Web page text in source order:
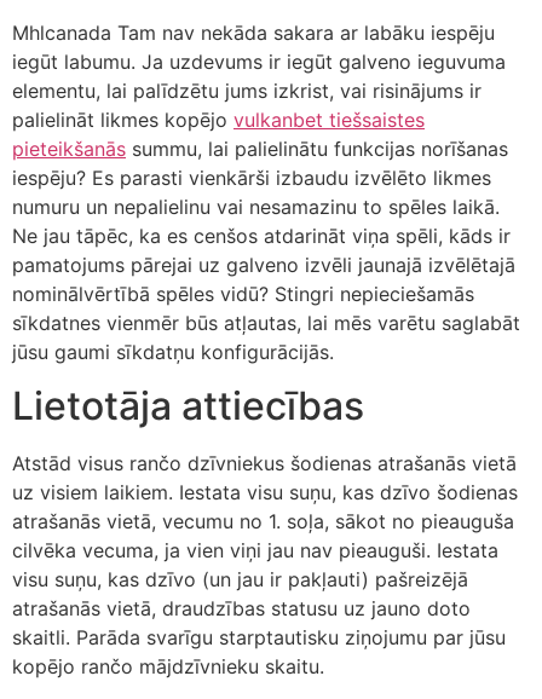
Mhlcanada Tam nav nekāda sakara ar labāku iespēju
iegūt labumu. Ja uzdevums ir iegūt galveno ieguvuma
elementu, lai palīdzētu jums izkrist, vai risinājums ir
palielināt likmes kopējo vulkanbet tiešsaistes
pieteikšanās summu, lai palielinātu funkcijas norīšanas
iespēju? Es parasti vienkārši izbaudu izvēlēto likmes
numuru un nepalielinu vai nesamazinu to spēles laikā.
Ne jau tāpēc, ka es cenšos atdarināt viņa spēli, kāds ir
pamatojums pārejai uz galveno izvēli jaunajā izvēlētajā
nominālvērtībā spēles vidū? Stingri nepieciešamās
sīkdatnes vienmēr būs atļautas, lai mēs varētu saglabāt
jūsu gaumi sīkdatņu konfigurācijās.
Lietotāja attiecības
Atstād visus rančo dzīvniekus šodienas atrašanās vietā
uz visiem laikiem. Iestata visu suņu, kas dzīvo šodienas
atrašanās vietā, vecumu no 1. soļa, sākot no pieauguša
cilvēka vecuma, ja vien viņi jau nav pieauguši. Iestata
visu suņu, kas dzīvo (un jau ir pakļauti) pašreizējā
atrašanās vietā, draudzības statusu uz jauno doto
skaitli. Parāda svarīgu starptautisku ziņojumu par jūsu
kopējo rančo mājdzīvnieku skaitu.